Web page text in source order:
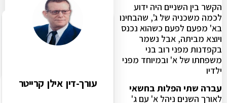
הקשר בין השניים היה ידוע
לכמה משכניה של ג', שהבחינו
בא' מפעם לפעם כשהוא נכנס
ויוצא מביתה, אבל נשמר
בקפדנות מפני רוב בני
משפחתו של א' ובמיוחד מפני
ילדיו
עברה שתי הפלות בחשאי
לאורך השנים ניהל א' עם ג'
עורך-דין אילן קרייטר